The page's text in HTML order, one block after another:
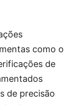
como o
de
de precisão